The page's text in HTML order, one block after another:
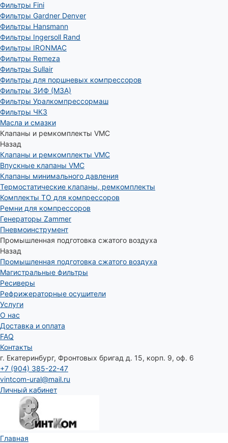
Фильтры Fini
Фильтры Gardner Denver
Фильтры Hansmann
Фильтры Ingersoll Rand
Фильтры IRONMAC
Фильтры Remeza
Фильтры Sullair
Фильтры для поршневых компрессоров
Фильтры ЗИФ (МЗА)
Фильтры Уралкомпрессормаш
Фильтры ЧКЗ
Масла и смазки
Клапаны и ремкомплекты VMC
Назад
Клапаны и ремкомплекты VMC
Впускные клапаны VMC
Клапаны минимального давления
Термостатические клапаны, ремкомплекты
Комплекты ТО для компрессоров
Ремни для компрессоров
Генераторы Zammer
Пневмоинструмент
Промышленная подготовка сжатого воздуха
Назад
Промышленная подготовка сжатого воздуха
Магистральные фильтры
Ресиверы
Рефрижераторные осушители
Услуги
О нас
Доставка и оплата
FAQ
Контакты
г. Екатеринбург, Фронтовых бригад д. 15, корп. 9, оф. 6
+7 (904) 385-22-47
vintcom-ural@mail.ru
Личный кабинет
Главная